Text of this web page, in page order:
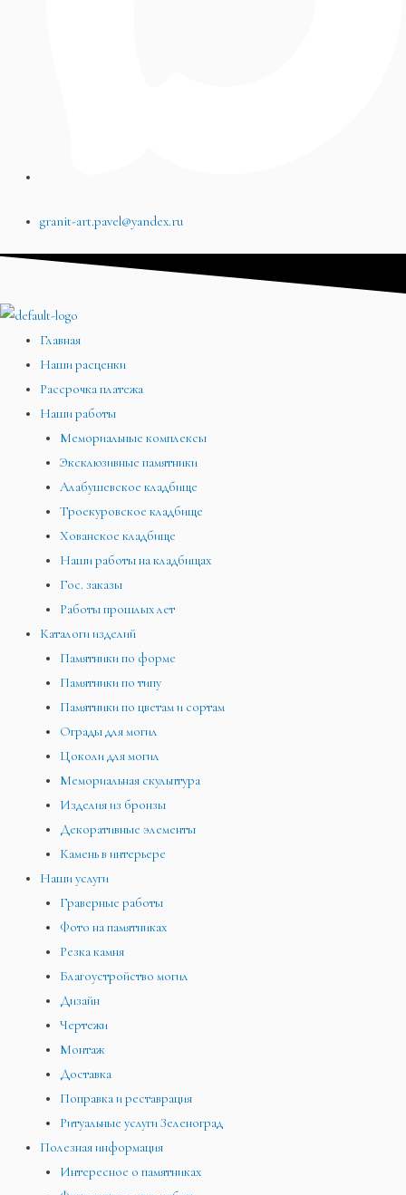
granit-art.pavel@yandex.ru
Главная
Наши расценки
Рассрочка платежа
Наши работы
Мемориальные комплексы
Эксклюзивные памятники
Алабушевское кладбище
Троекуровское кладбище
Хованское кладбище
Наши работы на кладбищах
Гос. заказы
Работы прошлых лет
Каталоги изделий
Памятники по форме
Памятники по типу
Памятники по цветам и сортам
Ограды для могил
Цоколи для могил
Мемориальная скульптура
Изделия из бронзы
Декоративные элементы
Камень в интерьере
Наши услуги
Граверные работы
Фото на памятниках
Резка камня
Благоустройство могил
Дизайн
Чертежи
Монтаж
Доставка
Поправка и реставрация
Ритуальные услуги Зеленоград
Полезная информация
Интересное о памятниках